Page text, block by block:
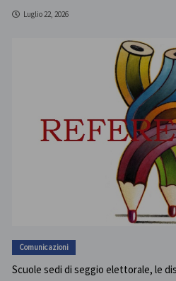
Luglio 22, 2026
Comunicazioni
Scuole sedi di seggio elettorale, le